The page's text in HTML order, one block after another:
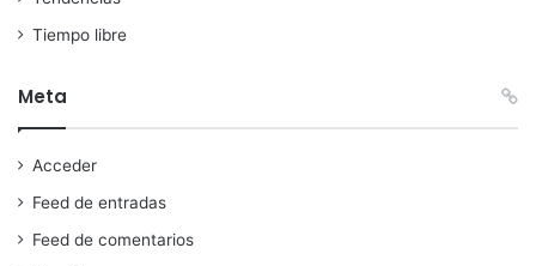
Tiempo libre
Meta
Acceder
Feed de entradas
Feed de comentarios